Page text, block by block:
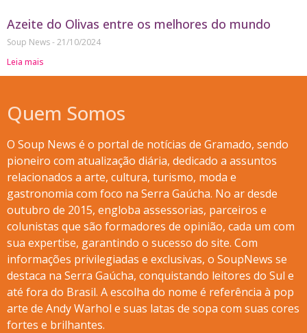
Azeite do Olivas entre os melhores do mundo
Soup News 21/10/2024
Leia mais
Quem Somos
O Soup News é o portal de notícias de Gramado, sendo
pioneiro com atualização diária, dedicado a assuntos
relacionados a arte, cultura, turismo, moda e
gastronomia com foco na Serra Gaúcha. No ar desde
outubro de 2015, engloba assessorias, parceiros e
colunistas que são formadores de opinião, cada um com
sua expertise, garantindo o sucesso do site. Com
informações privilegiadas e exclusivas, o SoupNews se
destaca na Serra Gaúcha, conquistando leitores do Sul e
até fora do Brasil. A escolha do nome é referência à pop
arte de Andy Warhol e suas latas de sopa com suas cores
fortes e brilhantes.